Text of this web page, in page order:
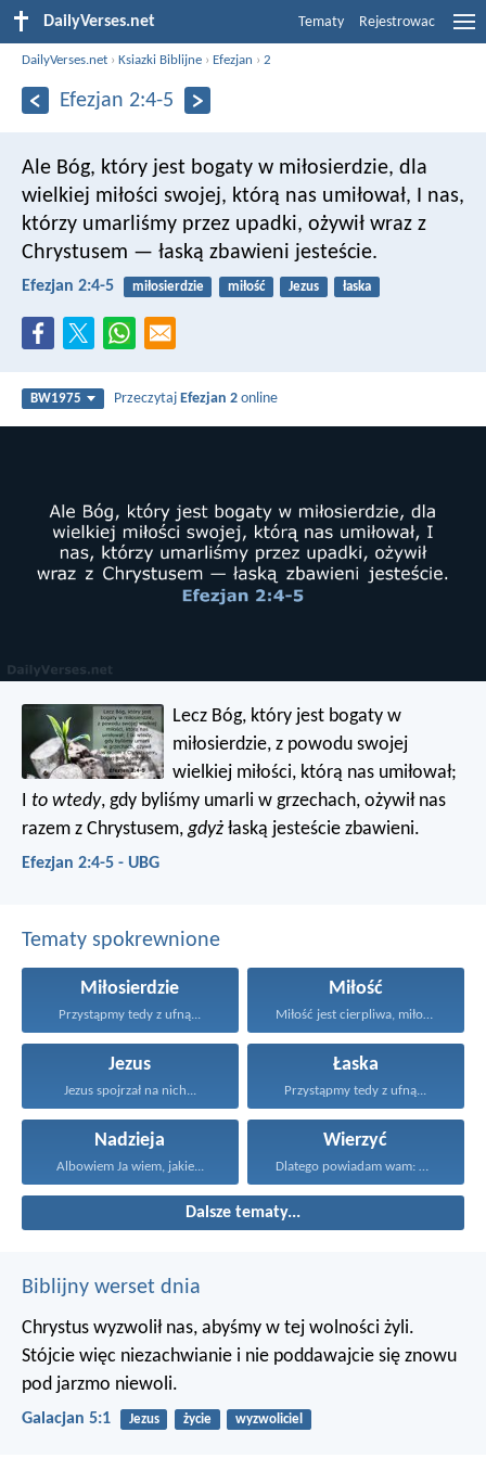
DailyVerses.net Tematy Rejestrowac
DailyVerses.net ›Ksiazki Biblijne › Efezjan ›2
Efezjan 2:4-5
Ale Bóg, który jest bogaty w miłosierdzie, dla
wielkiej miłości swojej, którą nas umiłował, I nas,
którzy umarliśmy przez upadki, ożywił wraz z
Chrystusem — łaską zbawieni jesteście.
Efezjan 2:4-5 miłosierdzie miłość Jezus łaska
BW1975 PrzeczytajEfezjan 2 online
Lecz Bóg, który jest bogaty w
miłosierdzie, z powodu swojej
wielkiej miłości, którą nas umiłował;
to wtedy, gdy byliśmy umarli w grzechach, ożywił nas
razem z Chrystusem, gdyż łaską jesteście zbawieni.
Efezjan 2:4-5 - UBG
Tematy spokrewnione
Miłosierdzie
Przystąpmy tedy z ufną...
Miłość
Miłość jest cierpliwa, miłość...
Jezus
Jezus spojrzał na nich...
Łaska
Przystąpmy tedy z ufną...
Nadzieja
Albowiem Ja wiem, jakie...
Wierzyć
Dlatego powiadam wam: Wszystko...
Dalsze tematy...
Biblijny werset dnia
Chrystus wyzwolił nas, abyśmy w tej wolności żyli.
Stójcie więc niezachwianie i nie poddawajcie się znowu
pod jarzmo niewoli.
Galacjan 5:1 Jezus życie wyzwoliciel